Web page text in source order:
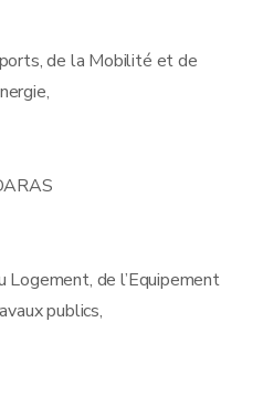
de la Mobilité et de
Logement, de l’Equipement
publics,